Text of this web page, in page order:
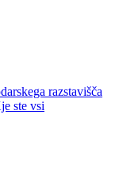
razstavišča
ste vsi